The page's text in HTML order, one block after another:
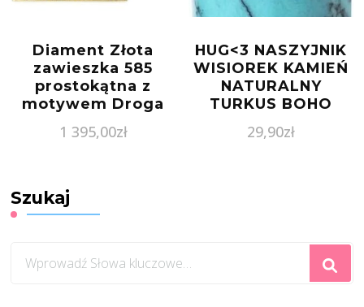
Diament Złota
zawieszka 585
prostokątna z
motywem Droga
1 395,00zł
HUG<3 NASZYJNIK
WISIOREK KAMIEŃ
NATURALNY
TURKUS BOHO
29,90zł
Szukaj
czegoś?